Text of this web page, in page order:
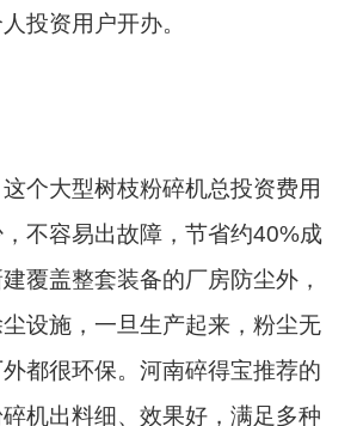
投资用户开办。
个大型树枝粉碎机总投资费用
不容易出故障，节省约40%成
覆盖整套装备的厂房防尘外，
设施，一旦生产起来，粉尘无
都很环保。河南碎得宝推荐的
机出料细、效果好，满足多种